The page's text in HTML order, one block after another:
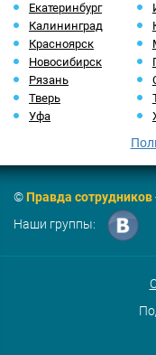
Екатеринбург
Калининград
Красноярск
Новосибирск
Рязань
Тверь
Уфа
©Правда сотрудников
Наши группы: